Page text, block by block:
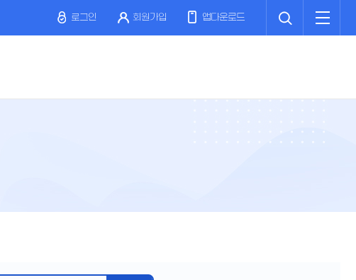
로그인 회원가입 앱다운로드
뉴